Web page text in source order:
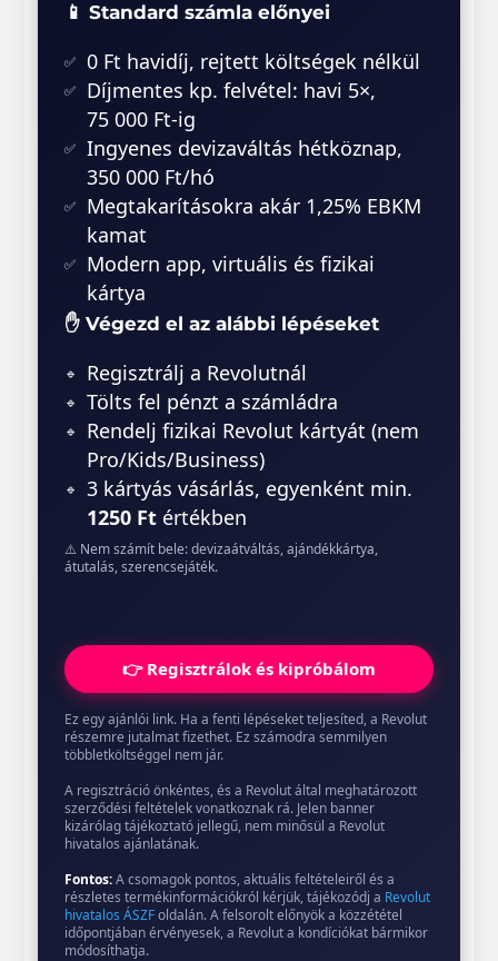
📱 Standard számla előnyei
0 Ft havidíj, rejtett költségek nélkül
Díjmentes kp. felvétel: havi 5×,
75 000 Ft-ig
Ingyenes devizaváltás hétköznap,
350 000 Ft/hó
Megtakarításokra akár 1,25% EBKM
kamat
Modern app, virtuális és fizikai
kártya
✋ Végezd el az alábbi lépéseket
Regisztrálj a Revolutnál
Tölts fel pénzt a számládra
Rendelj fizikai Revolut kártyát (nem
Pro/Kids/Business)
3 kártyás vásárlás, egyenként min.
1250 Ft értékben
⚠️ Nem számít bele: devizaátváltás, ajándékkártya,
átutalás, szerencsejáték.
👉 Regisztrálok és kipróbálom
Ez egy ajánlói link. Ha a fenti lépéseket teljesíted, a Revolut
részemre jutalmat fizethet. Ez számodra semmilyen
többletköltséggel nem jár.
A regisztráció önkéntes, és a Revolut által meghatározott
szerződési feltételek vonatkoznak rá. Jelen banner
kizárólag tájékoztató jellegű, nem minősül a Revolut
hivatalos ajánlatának.
Fontos:A csomagok pontos, aktuális feltételeiről és a
részletes termékinformációkról kérjük, tájékozódj a Revolut
hivatalos ÁSZFoldalán. A felsorolt előnyök a közzététel
időpontjában érvényesek, a Revolut a kondíciókat bármikor
módosíthatja.